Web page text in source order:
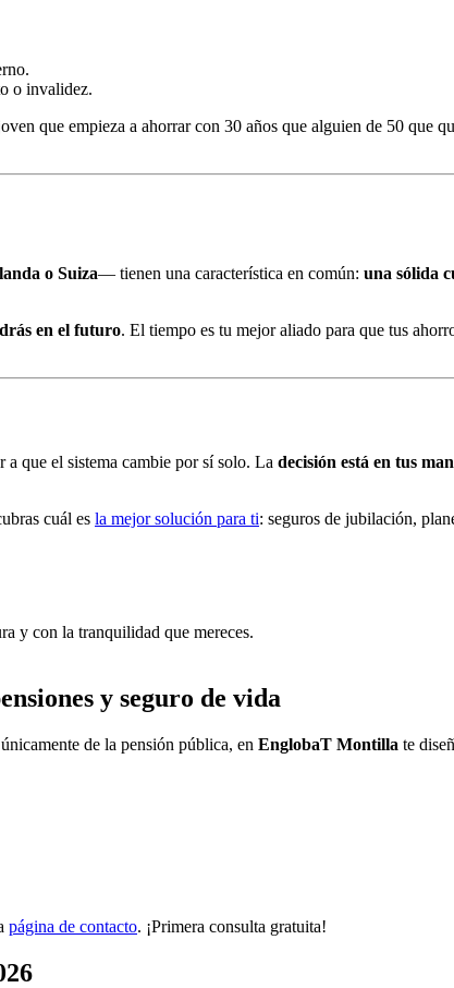
o invalidez.
que empieza a ahorrar con 30 años que alguien de 50 que
o Suiza— tienen una característica en común: una sólida
en el futuro. El tiempo es tu mejor aliado para que tus
que el sistema cambie por sí solo. La decisión está en tus
cuál es la mejor solución para ti: seguros de jubilación,
y con la tranquilidad que mereces.
y seguro de vida
de la pensión pública, en EnglobaT Montilla te
página de contacto. ¡Primera consulta gratuita!